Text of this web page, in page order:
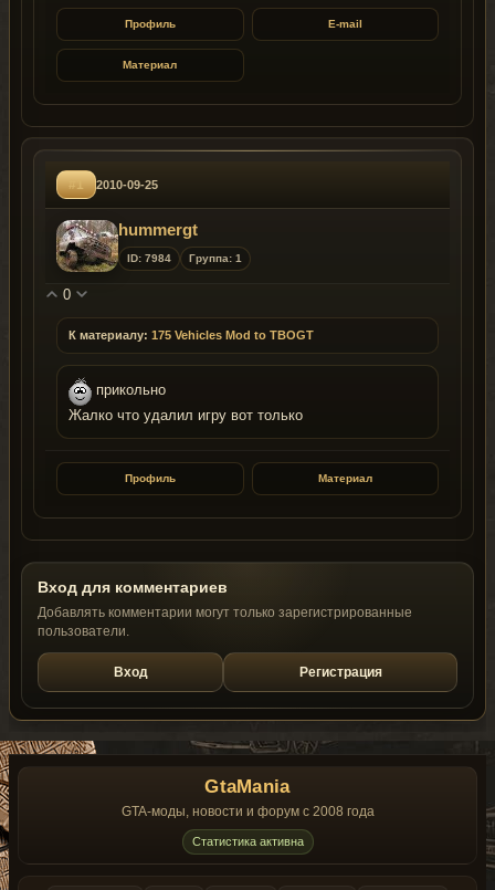
Профиль E-mail
Материал
#1 2010-09-25
hummergt
ID: 7984 Группа: 1
0
К материалу: 175 Vehicles Mod to TBOGT
прикольно
Жалко что удалил игру вот только
Профиль Материал
Вход для комментариев
Добавлять комментарии могут только зарегистрированные
пользователи.
Вход Регистрация
GtaMania
GTA-моды, новости и форум с 2008 года
Статистика активна